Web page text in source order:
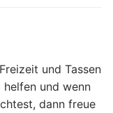
und Tassen
und wenn
dann freue